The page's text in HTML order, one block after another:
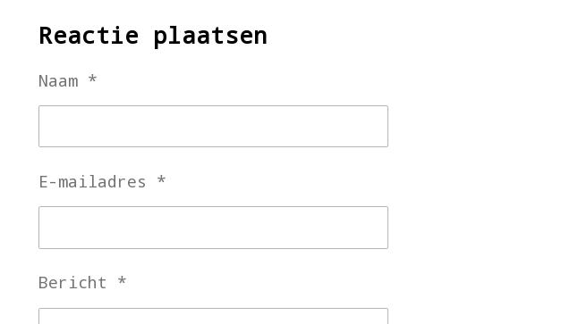
Reactie plaatsen
Naam *
E-mailadres *
Bericht *